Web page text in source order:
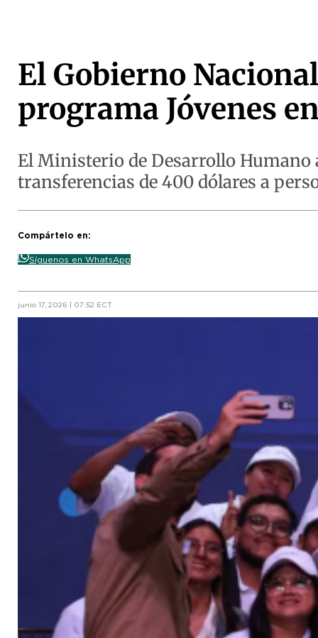
El Gobierno
programa Jóvenes
El Ministerio de Desarrollo
transferencias de 400 dólares a
Compártelo en:
Síguenos en WhatsApp
junio 17, 2026 | 07:52 ECT